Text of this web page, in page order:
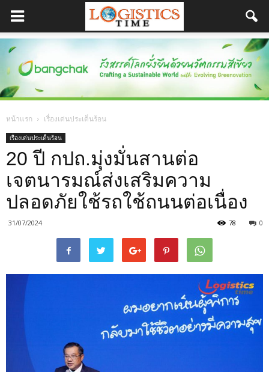
หน้าแรก เรื่องเด่นประเด็นร้อน
เรื่องเด่นประเด็นร้อน
20 ปี กปถ.มุ่งมั่นสานต่อ
เจตนารมณ์ส่งเสริมความ
ปลอดภัยใช้รถใช้ถนนต่อเนื่อง
31/07/2024 0
78